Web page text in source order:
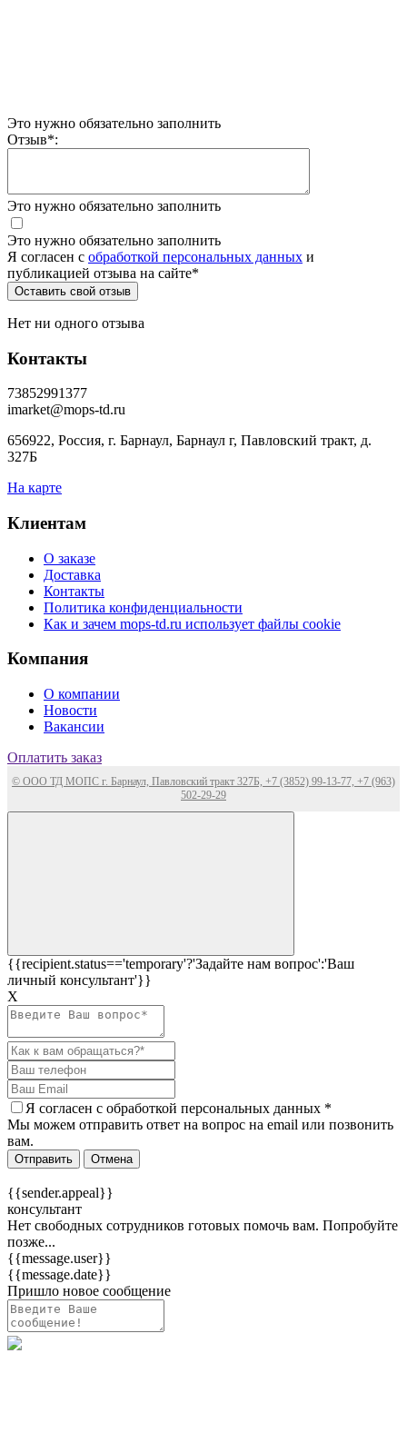
Это нужно обязательно заполнить
Отзыв*:
Это нужно обязательно заполнить
Это нужно обязательно заполнить
Я согласен c обработкой персональных данных и
публикацией отзыва на сайте*
Нет ни одного отзыва
Контакты
73852991377
imarket@mops-td.ru
656922, Россия, г. Барнаул, Барнаул г, Павловский тракт, д.
327Б
На карте
Клиентам
О заказе
Доставка
Контакты
Политика конфиденциальности
Как и зачем mops-td.ru использует файлы cookie
Компания
О компании
Новости
Вакансии
Оплатить заказ
© ООО ТД МОПС г. Барнаул, Павловский тракт 327Б, +7 (3852) 99-13-77, +7 (963)
502-29-29
{{recipient.status=='temporary'?'Задайте нам вопрос':'Ваш
личный консультант'}}
Х
Я согласен c обработкой персональных данных *
Мы можем отправить ответ на вопрос на email или позвонить
вам.
Отправить Отмена
{{sender.appeal}}
консультант
Нет свободных сотрудников готовых помочь вам. Попробуйте
позже...
{{message.user}}
{{message.date}}
Пришло новое сообщение